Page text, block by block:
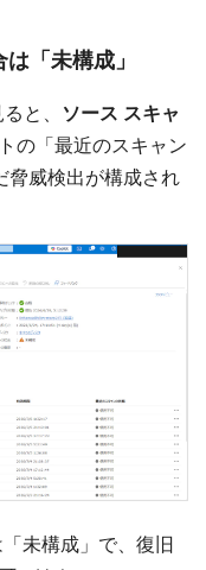
「未構成」
と、 ソース スキャ
の「最近のスキャン
脅威検出が構成され
未構成」で、復旧